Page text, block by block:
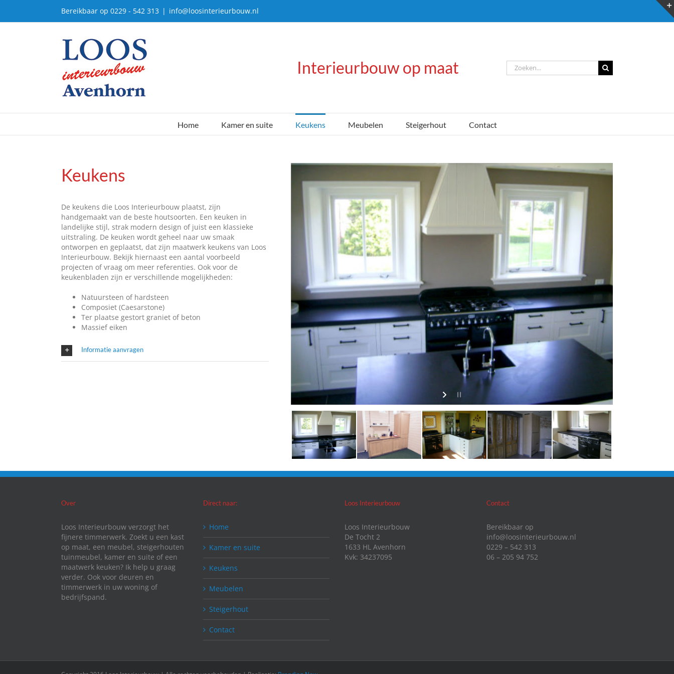
inhoud
Bereikbaar op 0229 - 542 313 | info@loosinterieurbouw.nl
Interieurbouw op maat
Zoeken
naar:
Home Kamer en suite Keukens Meubelen Steigerhout Contact
Keukens
De keukens die Loos Interieurbouw plaatst, zijn
handgemaakt van de beste houtsoorten. Een keuken in
landelijke stijl, strak modern design of juist een klassieke
uitstraling. De keuken wordt geheel naar uw smaak
ontworpen en geplaatst, dat zijn maatwerk keukens van Loos
Interieurbouw. Bekijk hiernaast een aantal voorbeeld
projecten of vraag om meer referenties. Ook voor de
keukenbladen zijn er verschillende mogelijkheden:
Natuursteen of hardsteen
Composiet (Caesarstone)
Ter plaatse gestort graniet of beton
Massief eiken
Informatie aanvragen
Over
Loos Interieurbouw verzorgt het
fijnere timmerwerk. Zoekt u een kast
op maat, een meubel, steigerhouten
tuinmeubel, kamer en suite of een
maatwerk keuken? Ik help u graag
verder. Ook voor deuren en
timmerwerk in uw woning of
bedrijfspand.
Direct naar:
Home
Kamer en suite
Keukens
Meubelen
Steigerhout
Contact
Loos Interieurbouw
Loos Interieurbouw
De Tocht 2
1633 HL Avenhorn
Kvk: 34237095
Contact
Bereikbaar op
info@loosinterieurbouw.nl
0229 – 542 313
06 – 205 94 752